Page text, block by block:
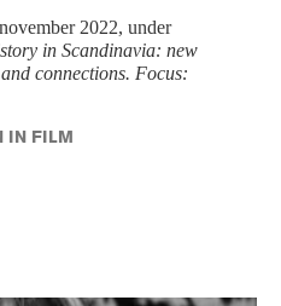
2022, under
in Scandinavia: new
connections. Focus:
IN FILM